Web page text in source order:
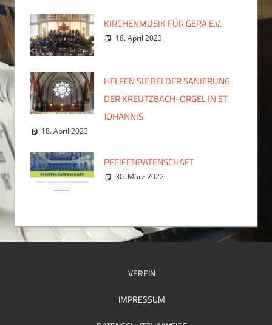
KIRCHENMUSIK FÜR GERA E.V.
18. April 2023
HELFEN SIE BEI DER SANIERUNG
DER KREUTZBACH-ORGEL IN ST.
JOHANNIS
18. April 2023
PFEIFENPATENSCHAFT
30. März 2022
VEREIN
IMPRESSUM